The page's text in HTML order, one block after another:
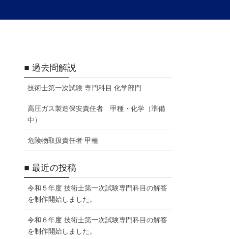
■ 過去問解説
技術士第一次試験 専門科目 化学部門
高圧ガス製造保安責任者 甲種・化学（準備
中）
危険物取扱責任者 甲種
■ 最近の投稿
令和５年度 技術士第一次試験専門科目の解答
を制作開始しました。
令和６年度 技術士第一次試験専門科目の解答
を制作開始しました。